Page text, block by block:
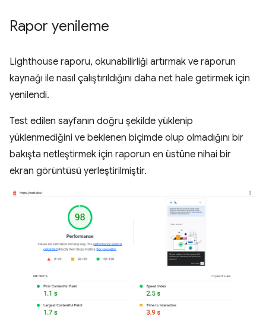
Rapor yenileme
Lighthouse raporu, okunabilirliği artırmak ve raporun
kaynağı ile nasıl çalıştırıldığını daha net hale getirmek için
yenilendi.
Test edilen sayfanın doğru şekilde yüklenip
yüklenmediğini ve beklenen biçimde olup olmadığını bir
bakışta netleştirmek için raporun en üstüne nihai bir
ekran görüntüsü yerleştirilmiştir.